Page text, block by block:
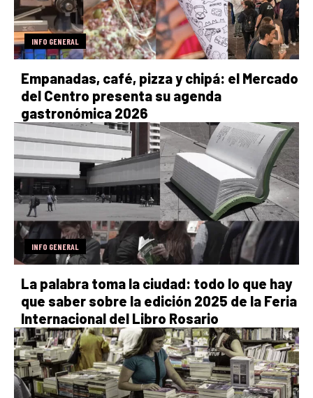
INFO GENERAL
Empanadas, café, pizza y chipá: el Mercado
del Centro presenta su agenda
gastronómica 2026
INFO GENERAL
La palabra toma la ciudad: todo lo que hay
que saber sobre la edición 2025 de la Feria
Internacional del Libro Rosario